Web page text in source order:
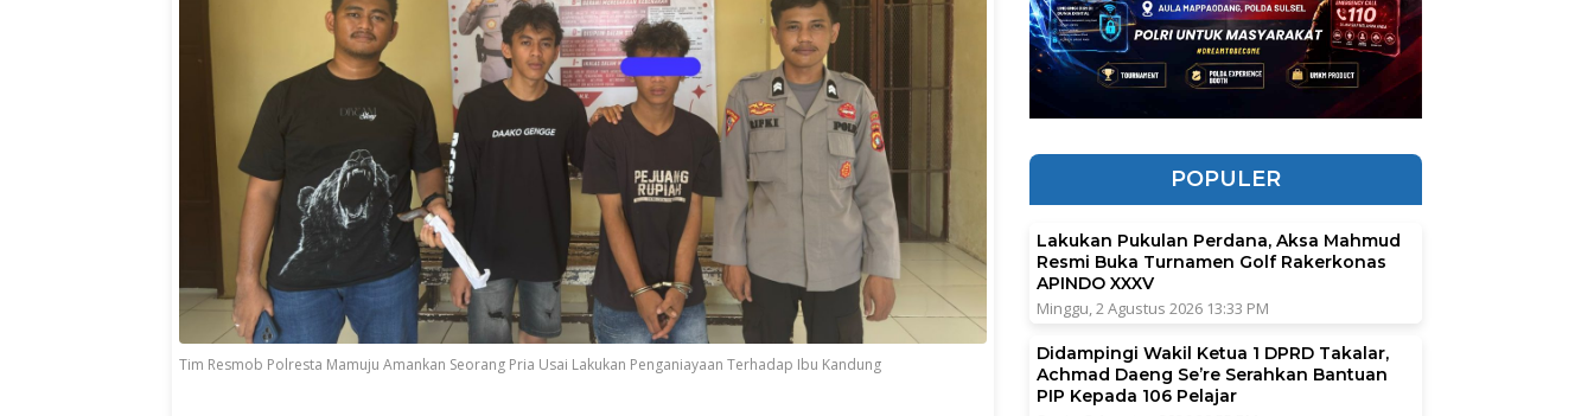
Tim Resmob Polresta Mamuju Amankan Seorang Pria Usai Lakukan Penganiayaan Terhadap Ibu Kandung
POPULER
Lakukan Pukulan Perdana, Aksa Mahmud
Resmi Buka Turnamen Golf Rakerkonas
APINDO XXXV
Minggu, 2 Agustus 2026 13:33 PM
Didampingi Wakil Ketua 1 DPRD Takalar,
Achmad Daeng Se’re Serahkan Bantuan
PIP Kepada 106 Pelajar